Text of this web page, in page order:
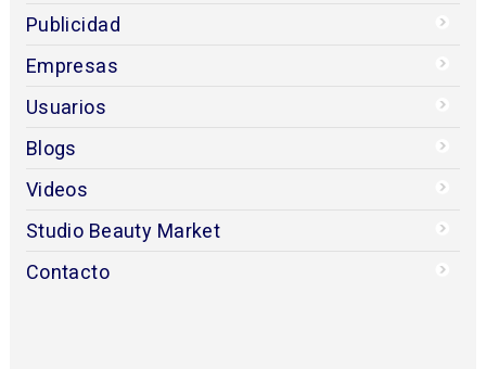
Publicidad
Empresas
Usuarios
Blogs
Videos
Studio Beauty Market
Contacto